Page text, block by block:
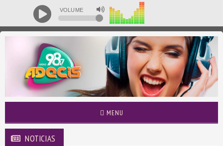
VOLUME
MENU
NOTICIAS